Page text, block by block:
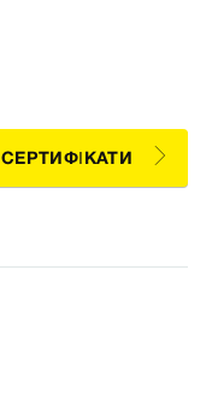
СЕРТИФІКАТИ